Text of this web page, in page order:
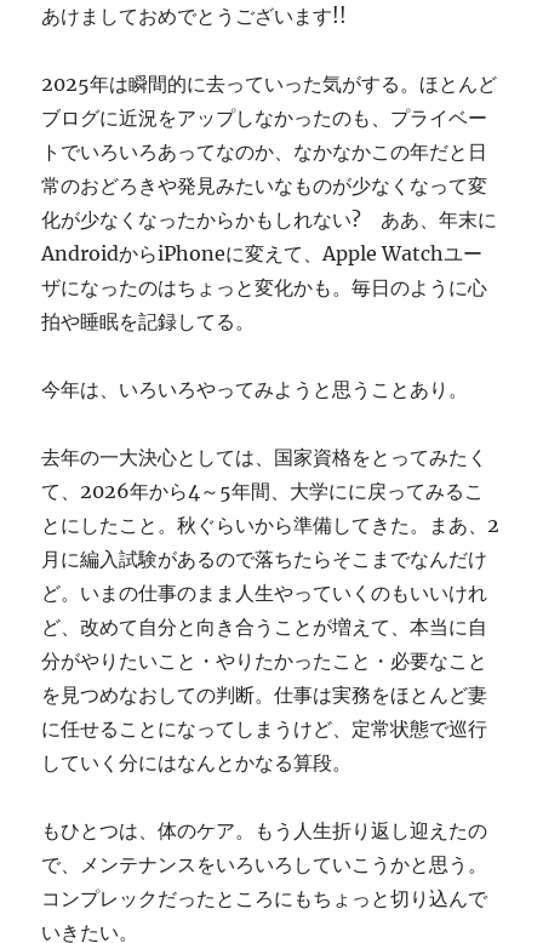
あけましておめでとうございます!!
2025年は瞬間的に去っていった気がする。ほとんど
ブログに近況をアップしなかったのも、プライベー
トでいろいろあってなのか、なかなかこの年だと日
常のおどろきや発見みたいなものが少なくなって変
化が少なくなったからかもしれない? ああ、年末に
AndroidからiPhoneに変えて、Apple Watchユー
ザになったのはちょっと変化かも。毎日のように心
拍や睡眠を記録してる。
今年は、いろいろやってみようと思うことあり。
去年の一大決心としては、国家資格をとってみたく
て、2026年から4～5年間、大学にに戻ってみるこ
とにしたこと。秋ぐらいから準備してきた。まあ、2
月に編入試験があるので落ちたらそこまでなんだけ
ど。いまの仕事のまま人生やっていくのもいいけれ
ど、改めて自分と向き合うことが増えて、本当に自
分がやりたいこと・やりたかったこと・必要なこと
を見つめなおしての判断。仕事は実務をほとんど妻
に任せることになってしまうけど、定常状態で巡行
していく分にはなんとかなる算段。
もひとつは、体のケア。もう人生折り返し迎えたの
で、メンテナンスをいろいろしていこうかと思う。
コンプレックだったところにもちょっと切り込んで
いきたい。